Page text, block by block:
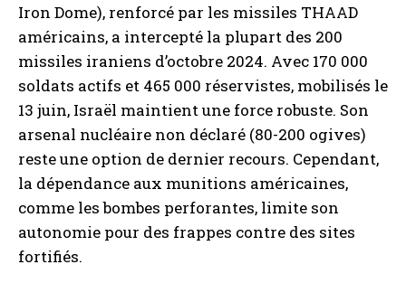
Iron Dome), renforcé par les missiles THAAD
américains, a intercepté la plupart des 200
missiles iraniens d’octobre 2024. Avec 170 000
soldats actifs et 465 000 réservistes, mobilisés le
13 juin, Israël maintient une force robuste. Son
arsenal nucléaire non déclaré (80-200 ogives)
reste une option de dernier recours. Cependant,
la dépendance aux munitions américaines,
comme les bombes perforantes, limite son
autonomie pour des frappes contre des sites
fortifiés.